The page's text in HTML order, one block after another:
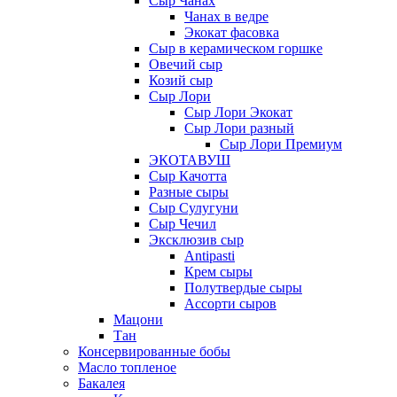
Чанах в ведре
Экокат фасовка
Сыр в керамическом горшке
Овечий сыр
Козий сыр
Сыр Лори
Сыр Лори Экокат
Сыр Лори разный
Сыр Лори Премиум
ЭКОТАВУШ
Сыр Качотта
Разные сыры
Сыр Сулугуни
Сыр Чечил
Эксклюзив сыр
Antipasti
Крем сыры
Полутвердые сыры
Ассорти сыров
Мацони
Тан
Консервированные бобы
Масло топленое
Бакалея